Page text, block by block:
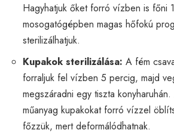
Hagyhatjuk őket forró vízben is főni
mosogatógépben magas hőfokú
sterilizálhatjuk.
Kupakok sterilizálása: A fém
forraljuk fel vízben 5 percig, majd
megszáradni egy tiszta
műanyag kupakokat forró vízzel
főzzük, mert deformálódhatnak.